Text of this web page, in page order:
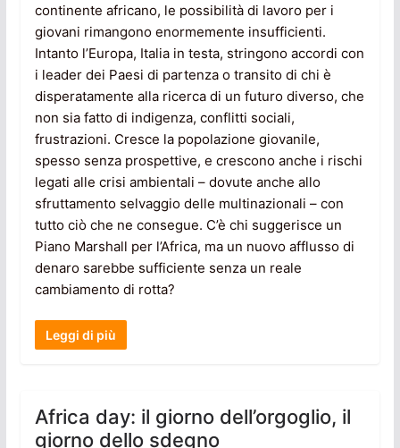
continente africano, le possibilità di lavoro per i
giovani rimangono enormemente insufficienti.
Intanto l’Europa, Italia in testa, stringono accordi con
i leader dei Paesi di partenza o transito di chi è
disperatamente alla ricerca di un futuro diverso, che
non sia fatto di indigenza, conflitti sociali,
frustrazioni. Cresce la popolazione giovanile,
spesso senza prospettive, e crescono anche i rischi
legati alle crisi ambientali – dovute anche allo
sfruttamento selvaggio delle multinazionali – con
tutto ciò che ne consegue. C’è chi suggerisce un
Piano Marshall per l’Africa, ma un nuovo afflusso di
denaro sarebbe sufficiente senza un reale
cambiamento di rotta?
Leggi di più
Africa day: il giorno dell’orgoglio, il
giorno dello sdegno